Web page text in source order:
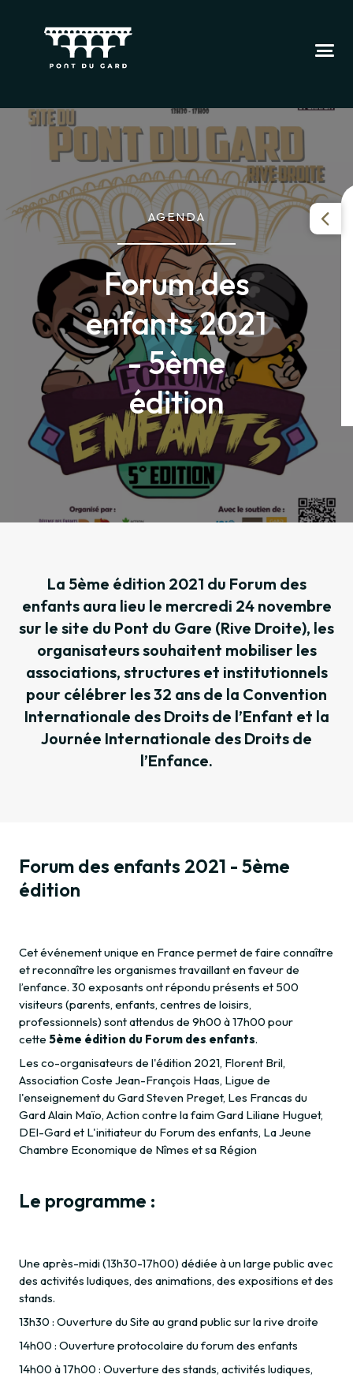
AGENDA
Forum des
enfants 2021
- 5ème
édition
La 5ème édition 2021 du Forum des
enfants aura lieu le mercredi 24 novembre
sur le site du Pont du Gare (Rive Droite), les
organisateurs souhaitent mobiliser les
associations, structures et institutionnels
pour célébrer les 32 ans de la Convention
Internationale des Droits de l’Enfant et la
Journée Internationale des Droits de
l’Enfance.
Forum des enfants 2021 - 5ème
édition
Cet événement unique en France permet de faire connaître
et reconnaître les organismes travaillant en faveur de
l’enfance. 30 exposants ont répondu présents et 500
visiteurs (parents, enfants, centres de loisirs,
professionnels) sont attendus de 9h00 à 17h00 pour
cette 5ème édition du Forum des enfants.
Les co-organisateurs de l'édition 2021, Florent Bril,
Association Coste Jean-François Haas, Ligue de
l'enseignement du Gard Steven Preget, Les Francas du
Gard Alain Maïo, Action contre la faim Gard Liliane Huguet,
DEI-Gard et L'initiateur du Forum des enfants, La Jeune
Chambre Economique de Nîmes et sa Région
Le programme :
Une après-midi (13h30-17h00) dédiée à un large public avec
des activités ludiques, des animations, des expositions et des
stands.
13h30 : Ouverture du Site au grand public sur la rive droite
14h00 : Ouverture protocolaire du forum des enfants
14h00 à 17h00 : Ouverture des stands, activités ludiques,